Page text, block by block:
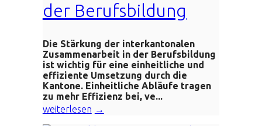
der Berufsbildung
Die Stärkung der interkantonalen
Zusammenarbeit in der Berufsbildung
ist wichtig für eine einheitliche und
effiziente Umsetzung durch die
Kantone. Einheitliche Abläufe tragen
zu mehr Effizienz bei, ve...
weiterlesen